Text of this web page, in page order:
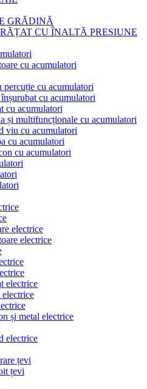
GRĂDINĂ
CU ÎNALTĂ PRESIUNE
cu acumulatori
percuție cu acumulatori
cu acumulatori
cu acumulatori
și multifuncționale cu acumulatori
viu cu acumulatori
cu acumulatori
cu acumulatori
electrice
electrice
electrice
și metal electrice
electrice
țevi
țevi